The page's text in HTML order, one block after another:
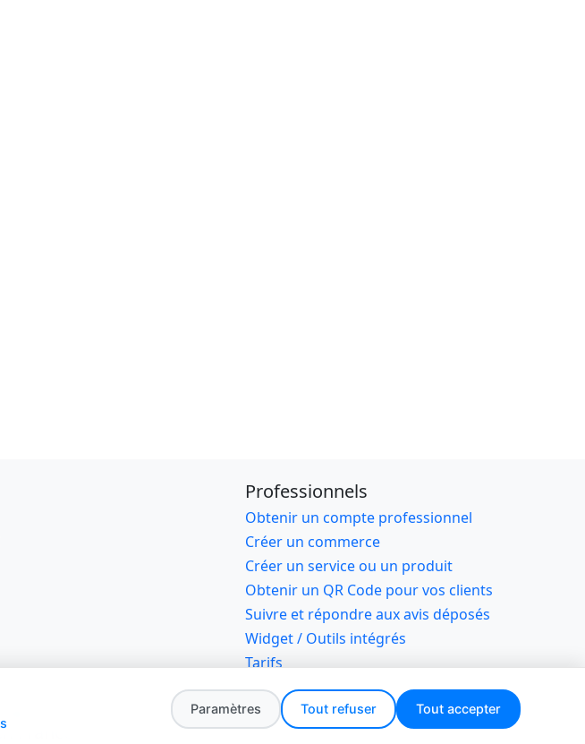
Professionnels
Obtenir un compte professionnel
Créer un commerce
Créer un service ou un produit
Obtenir un QR Code pour vos clients
Suivre et répondre aux avis déposés
Widget / Outils intégrés
Tarifs
- Tous droits réservés
France
Paramètres Tout refuser Tout accepter